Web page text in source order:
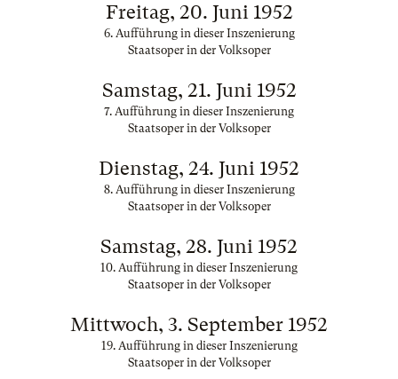
Freitag, 20. Juni 1952
6. Aufführung in dieser Inszenierung
Staatsoper in der Volksoper
Samstag, 21. Juni 1952
7. Aufführung in dieser Inszenierung
Staatsoper in der Volksoper
Dienstag, 24. Juni 1952
8. Aufführung in dieser Inszenierung
Staatsoper in der Volksoper
Samstag, 28. Juni 1952
10. Aufführung in dieser Inszenierung
Staatsoper in der Volksoper
Mittwoch, 3. September 1952
19. Aufführung in dieser Inszenierung
Staatsoper in der Volksoper